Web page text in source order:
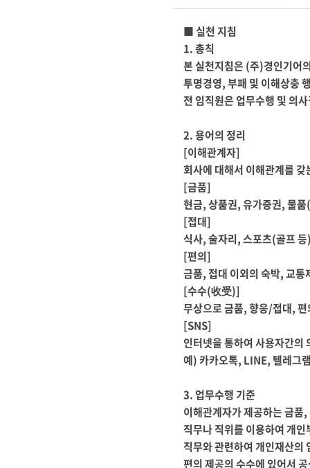
■실천 지침
1.총칙
본 실천지침은 (주)경인기어
투명경영,부패 및 이해상충
전 임직원은 업무수행 및 의
2.용어의 정리
[이해관계자]
회사에 대해서 이해관계를 갖
[금품]
현금,상품권,유가증권,물품(
[접대]
식사,술자리,스포츠(골프 등
[편의]
금품, 접대 이외의 숙박,교통
[수수(收受)]
무상으로 금품,향응/접대,편
[SNS]
인터넷을 통하여 사용자간의
예)카카오톡, LINE, 텔레그
3.업무수행 기준
이해관계자가 제공하는 금품,
직무나 직위를 이용하여 개인
직무와 관련하여 개인재산의
편의 제공의 수수에 있어서